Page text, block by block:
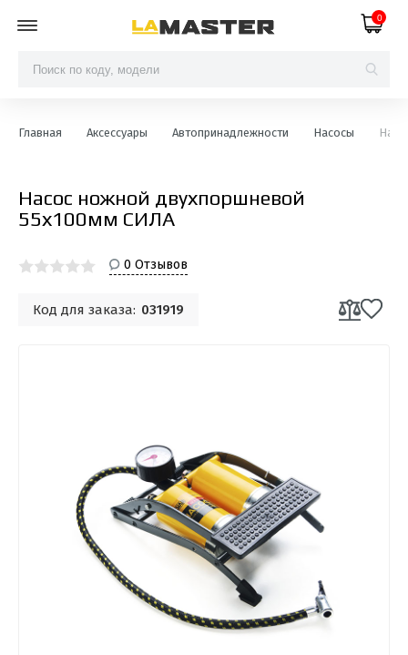
0
Главная Аксессуары Автопринадлежности Насосы
Насос ножной двухпоршневой
55х100мм СИЛА
0 Отзывов
Код для заказа: 031919